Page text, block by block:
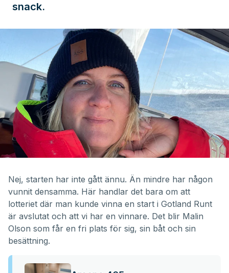
snack.
Nej, starten har inte gått ännu. Än mindre har någon
vunnit densamma. Här handlar det bara om att
lotteriet där man kunde vinna en start i Gotland Runt
är avslutat och att vi har en vinnare. Det blir Malin
Olson som får en fri plats för sig, sin båt och sin
besättning.